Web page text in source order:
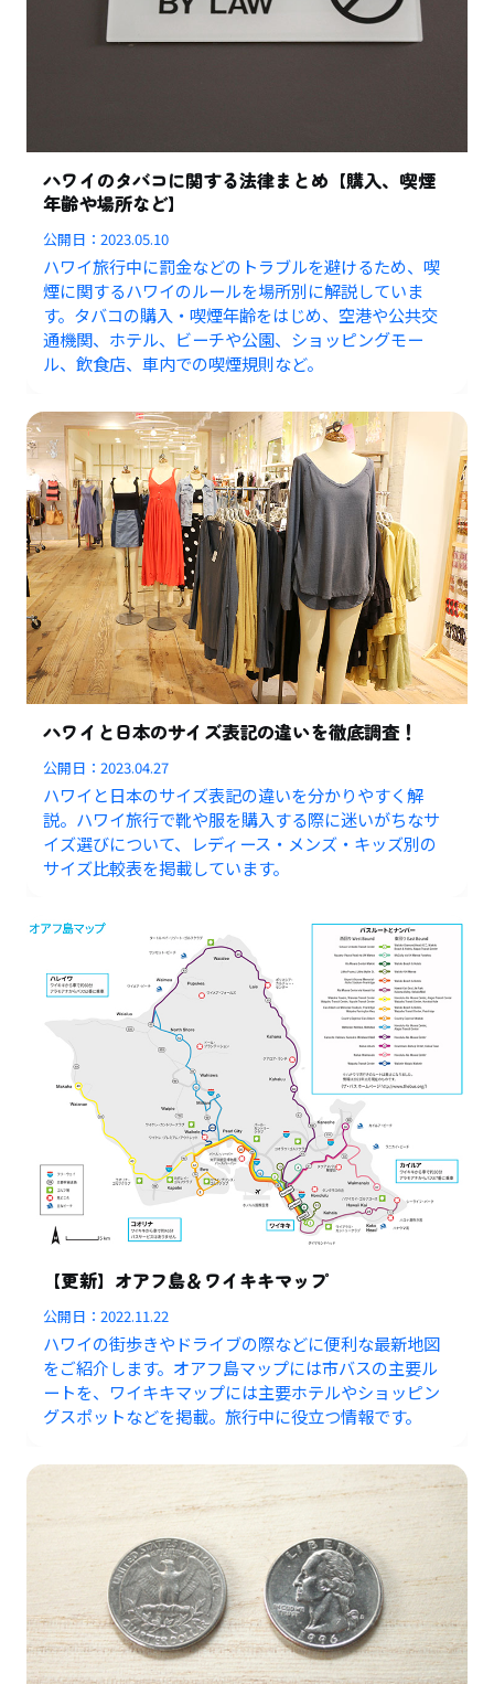
ハワイのタバコに関する法律まとめ【購入、喫煙
年齢や場所など】
公開日：2023.05.10
ハワイ旅行中に罰金などのトラブルを避けるため、喫
煙に関するハワイのルールを場所別に解説していま
す。タバコの購入・喫煙年齢をはじめ、空港や公共交
通機関、ホテル、ビーチや公園、ショッピングモー
ル、飲食店、車内での喫煙規則など。
ハワイと日本のサイズ表記の違いを徹底調査！
公開日：2023.04.27
ハワイと日本のサイズ表記の違いを分かりやすく解
説。ハワイ旅行で靴や服を購入する際に迷いがちなサ
イズ選びについて、レディース・メンズ・キッズ別の
サイズ比較表を掲載しています。
【更新】オアフ島＆ワイキキマップ
公開日：2022.11.22
ハワイの街歩きやドライブの際などに便利な最新地図
をご紹介します。オアフ島マップには市バスの主要ル
ートを、ワイキキマップには主要ホテルやショッピン
グスポットなどを掲載。旅行中に役立つ情報です。